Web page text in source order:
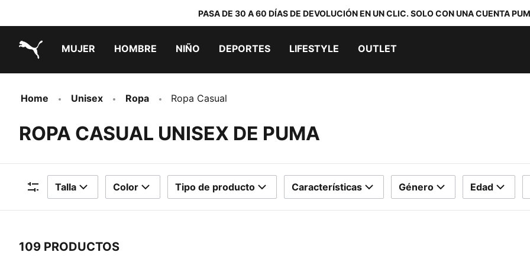
PASA DE 30 A 60 DÍAS DE DEVOLUCIÓN EN UN CLIC. SOLO CON UNA CUENTA
MUJER HOMBRE NIÑO DEPORTES LIFESTYLE OUTLET
Home Unisex Ropa Ropa Casual
ROPA CASUAL UNISEX DE PUMA
Filtros
Talla Color Tipo de producto Características Género Edad
109 PRODUCTOS